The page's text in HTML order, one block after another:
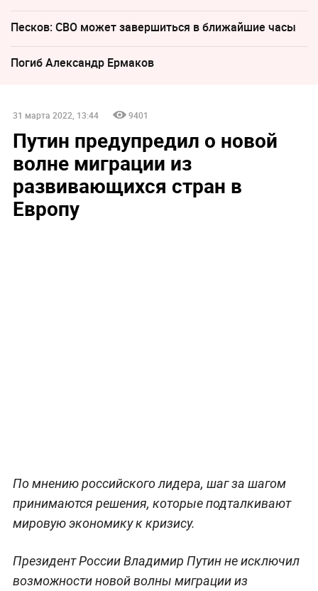
Песков: СВО может завершиться в ближайшие часы
Погиб Александр Ермаков
31 марта 2022, 13:44 9401
Путин предупредил о новой
волне миграции из
развивающихся стран в
Европу
По мнению российского лидера, шаг за шагом
принимаются решения, которые подталкивают
мировую экономику к кризису.
Президент России Владимир Путин не исключил
возможности новой волны миграции из